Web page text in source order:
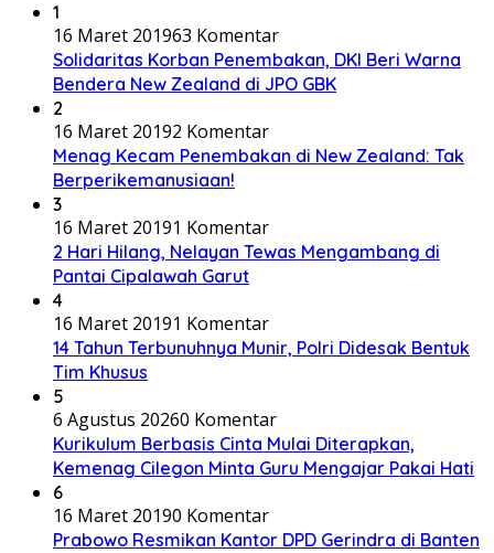
1
16 Maret 201963 Komentar
Solidaritas Korban Penembakan, DKI Beri Warna
Bendera New Zealand di JPO GBK
2
16 Maret 20192 Komentar
Menag Kecam Penembakan di New Zealand: Tak
Berperikemanusiaan!
3
16 Maret 20191 Komentar
2 Hari Hilang, Nelayan Tewas Mengambang di
Pantai Cipalawah Garut
4
16 Maret 20191 Komentar
14 Tahun Terbunuhnya Munir, Polri Didesak Bentuk
Tim Khusus
5
6 Agustus 20260 Komentar
Kurikulum Berbasis Cinta Mulai Diterapkan,
Kemenag Cilegon Minta Guru Mengajar Pakai Hati
6
16 Maret 20190 Komentar
Prabowo Resmikan Kantor DPD Gerindra di Banten